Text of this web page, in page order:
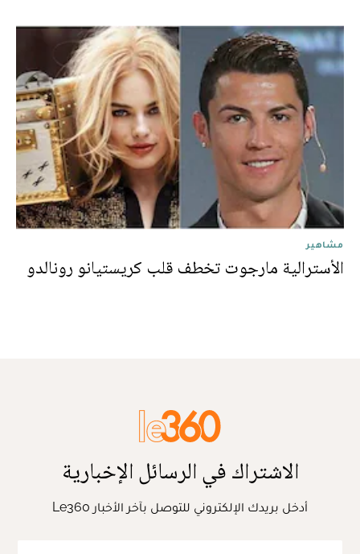
مشاهير
الأسترالية مارجوت تخطف قلب كريستيانو رونالدو
الاشتراك في الرسائل الإخبارية
أدخل بريدك الإلكتروني للتوصل بآخر الأخبار Le360